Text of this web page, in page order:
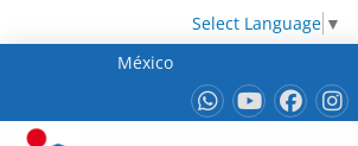
Select Language ▼
México